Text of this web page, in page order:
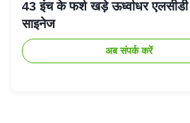
43 इंच के फर्श खड़े ऊर्ध्वाधर
साइनेज
अब संपर्क करें